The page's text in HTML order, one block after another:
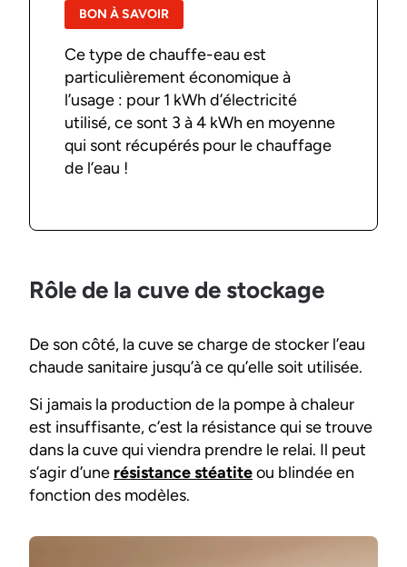
BON À SAVOIR
Ce type de chauffe-eau est
particulièrement économique à
l’usage : pour 1 kWh d’électricité
utilisé, ce sont 3 à 4 kWh en moyenne
qui sont récupérés pour le chauffage
de l’eau !
Rôle de la cuve de stockage
De son côté, la cuve se charge de stocker l’eau
chaude sanitaire jusqu’à ce qu’elle soit utilisée.
Si jamais la production de la pompe à chaleur
est insuffisante, c’est la résistance qui se trouve
dans la cuve qui viendra prendre le relai. Il peut
s’agir d’une résistance stéatiteou blindée en
fonction des modèles.